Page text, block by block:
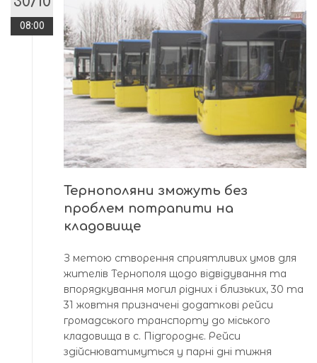
08:00
Тернополяни зможуть без
проблем потрапити на
кладовище
З метою створення сприятливих умов для
жителів Тернополя щодо відвідування та
впорядкування могил рідних і близьких, 30 та
31 жовтня призначені додаткові рейси
громадського транспорту до міського
кладовища в с. Підгороднє. Рейси
здійснюватимуться у парні дні тижня